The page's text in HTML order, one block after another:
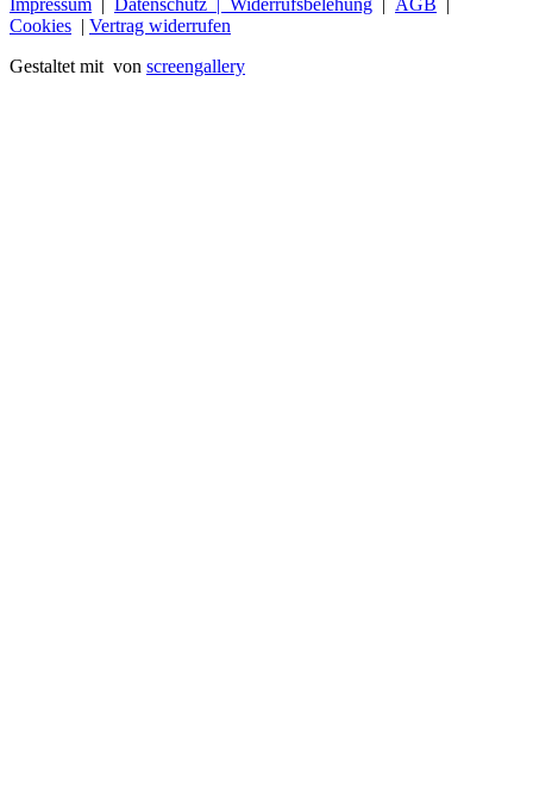
Impressum | Datenschutz | Widerrufsbelehung | AGB |
Cookies | Vertrag widerrufen
Gestaltet mit von screengallery